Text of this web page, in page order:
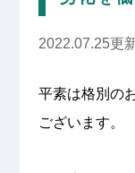
2022.07.25更
平素は格別の
ございます。